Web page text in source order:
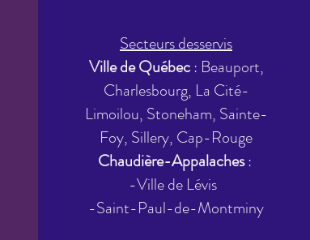
Secteurs desservis
Ville de Québec: Beauport,
Charlesbourg, La Cité-
Limoilou, Stoneham, Sainte-
Foy, Sillery, Cap-Rouge
Chaudière-Appalaches:
-Ville de Lévis
-Saint-Paul-de-Montminy